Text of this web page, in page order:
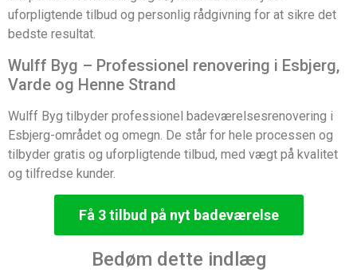
uforpligtende tilbud og personlig rådgivning for at sikre det
bedste resultat.
Wulff Byg – Professionel renovering i Esbjerg,
Varde og Henne Strand
Wulff Byg tilbyder professionel badeværelsesrenovering i
Esbjerg-området og omegn. De står for hele processen og
tilbyder gratis og uforpligtende tilbud, med vægt på kvalitet
og tilfredse kunder.
Få 3 tilbud på nyt badeværelse
Bedøm dette indlæg